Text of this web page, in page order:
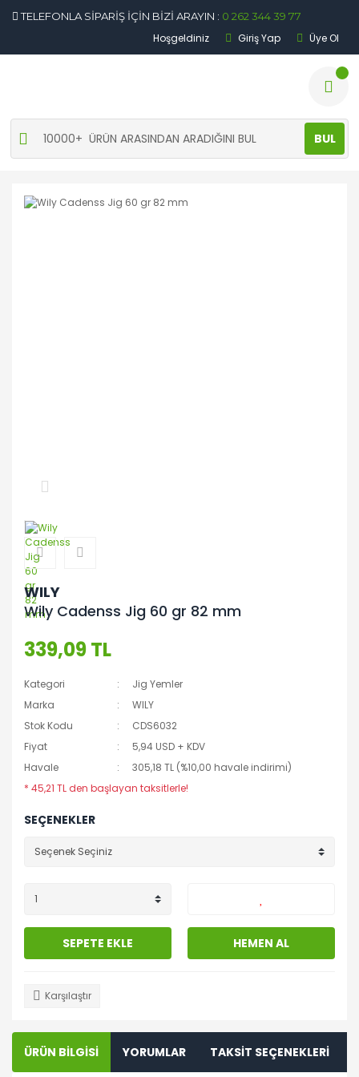
TELEFONLA SİPARİŞ İÇİN BİZİ ARAYIN : 0 262 344 39 77
Hoşgeldiniz Giriş Yap Üye Ol
BUL
WILY
Wily Cadenss Jig 60 gr 82 mm
339,09 TL
Kategori
Jig Yemler
Marka
WILY
Stok Kodu
CDS6032
Fiyat
5,94 USD + KDV
Havale
305,18 TL (%10,00 havale indirimi)
* 45,21 TL den başlayan taksitlerle!
SEÇENEKLER
SEPETE EKLE HEMEN AL
Karşılaştır
ÜRÜN BİLGİSİ YORUMLAR TAKSİT SEÇENEKLERİ